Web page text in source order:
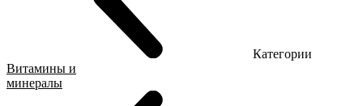
Категории
Витамины и
минералы